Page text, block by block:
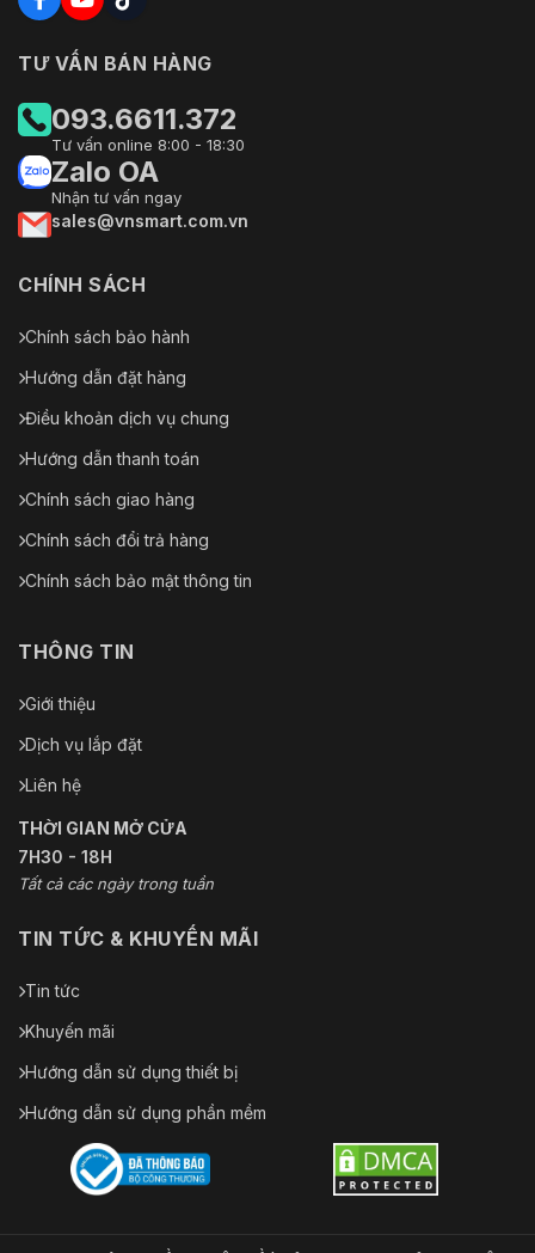
TƯ VẤN BÁN HÀNG
093.6611.372
Tư vấn online 8:00 - 18:30
Zalo OA
Nhận tư vấn ngay
sales@vnsmart.com.vn
CHÍNH SÁCH
Chính sách bảo hành
Hướng dẫn đặt hàng
Điều khoản dịch vụ chung
Hướng dẫn thanh toán
Chính sách giao hàng
Chính sách đổi trả hàng
Chính sách bảo mật thông tin
THÔNG TIN
Giới thiệu
Dịch vụ lắp đặt
Liên hệ
THỜI GIAN MỞ CỬA
7H30 - 18H
Tất cả các ngày trong tuần
TIN TỨC & KHUYẾN MÃI
Tin tức
Khuyến mãi
Hướng dẫn sử dụng thiết bị
Hướng dẫn sử dụng phần mềm